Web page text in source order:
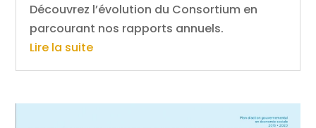
Découvrez l’évolution du Consortium en
parcourant nos rapports annuels.
Lire la suite